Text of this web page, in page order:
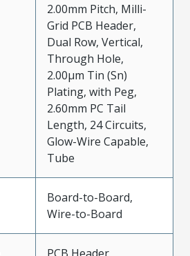
2.00mm Pitch, Milli-
Grid PCB Header,
Dual Row, Vertical,
Through Hole,
2.00µm Tin (Sn)
Plating, with Peg,
2.60mm PC Tail
Length, 24 Circuits,
Glow-Wire Capable,
Tube
Board-to-Board,
Wire-to-Board
PCB Header